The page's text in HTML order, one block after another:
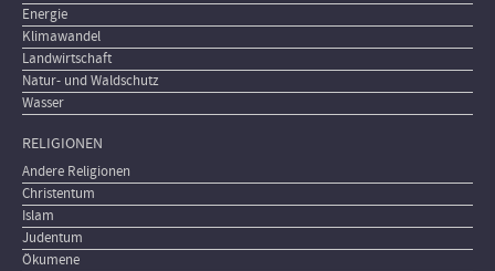
Energie
Klimawandel
Landwirtschaft
Natur- und Waldschutz
Wasser
RELIGIONEN
Andere Religionen
Christentum
Islam
Judentum
Ökumene